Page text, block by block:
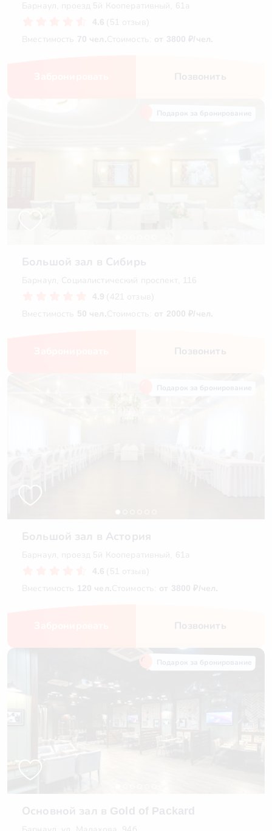
Барнаул, проезд 5й Кооперативный, 61а
4.6 (51 отзыв)
Вместимость 70 чел.Стоимость: от 3800 ₽/чел.
Позвонить
Большой зал в Сибирь
Барнаул, Социалистический проспект, 116
4.9 (421 отзыв)
Вместимость 50 чел.Стоимость: от 2000 ₽/чел.
Позвонить
Большой зал в Астория
Барнаул, проезд 5й Кооперативный, 61а
4.6 (51 отзыв)
Вместимость
120 чел.Стоимость: от 3800 ₽/чел.
Позвонить
Основной зал в Gold of Packard